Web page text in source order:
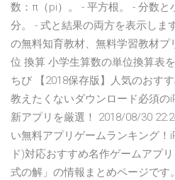
数：π（pi）。 - 平方根。 - 分数と
分。 - 式と結果の両方を表示しま
の無料知育教材、無料学習教材プ
位 換算 小学生算数の単位換算表
ちび 【2018保存版】人気のおす
教えたくないダウンロード必須の
新アプリを厳選！ 2018/08/30
い無料アプリゲームランキング！
ド)対応おすすめ名作ゲームアプ
式の解」の情報まとめページで